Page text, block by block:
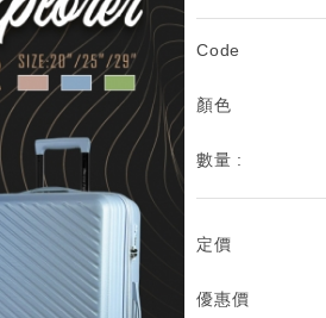
Code
顏色
數量 :
定價
優惠價